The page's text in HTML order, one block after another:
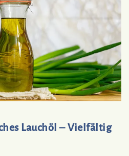
Lauchöl – Vielfältig